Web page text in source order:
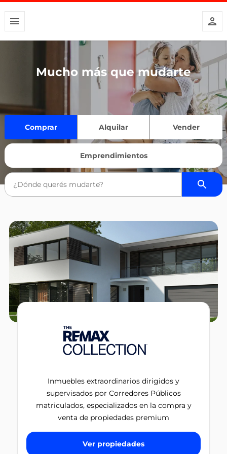
Mucho más que mudarte
Comprar Alquilar Vender
Emprendimientos
Inmuebles extraordinarios dirigidos y
supervisados por Corredores Públicos
matriculados, especializados en la compra y
venta de propiedades premium
Ver propiedades